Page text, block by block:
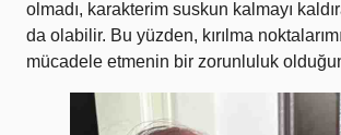
olmadı, karakterim suskun kalmayı
da olabilir. Bu yüzden, kırılma
mücadele etmenin bir zorunluluk